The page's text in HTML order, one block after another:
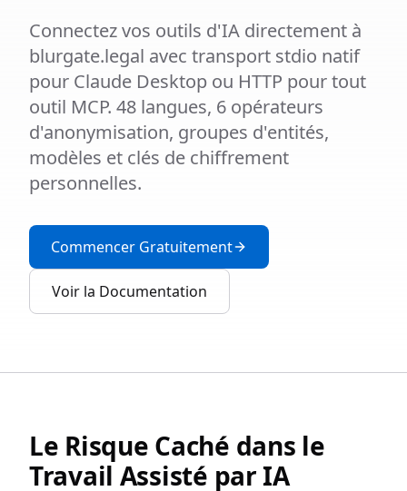
Connectez vos outils d'IA directement à
blurgate.legal avec transport stdio natif
pour Claude Desktop ou HTTP pour tout
outil MCP. 48 langues, 6 opérateurs
d'anonymisation, groupes d'entités,
modèles et clés de chiffrement
personnelles.
Commencer Gratuitement
Voir la Documentation
Le Risque Caché dans le
Travail Assisté par IA